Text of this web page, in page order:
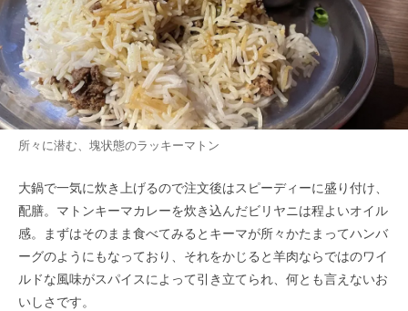
所々に潜む、塊状態のラッキーマトン
大鍋で一気に炊き上げるので注文後はスピーディーに盛り付け、
配膳。マトンキーマカレーを炊き込んだビリヤニは程よいオイル
感。まずはそのまま食べてみるとキーマが所々かたまってハンバ
ーグのようにもなっており、それをかじると羊肉ならではのワイ
ルドな風味がスパイスによって引き立てられ、何とも言えないお
いしさです。